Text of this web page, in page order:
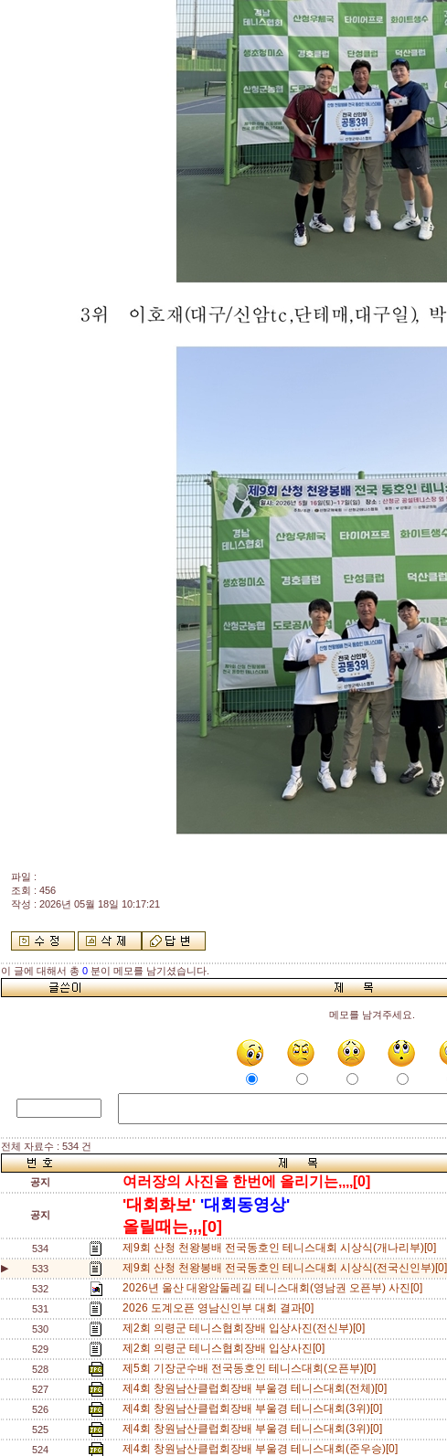
파일 :
조회 : 456
작성 : 2026년 05월 18일 10:17:21
이 글에 대해서 총 0분이 메모를 남기셨습니다.
메모를 남겨주세요.
전체 자료수 : 534 건
공지 여러장의 사진을 한번에 올리기는,,,,[0]
공지
'대회화보''대회동영상'
올릴때는,,,[0]
534 제9회 산청 천왕봉배 전국동호인 테니스대회 시상식(개나리부)[0]
▶
533 제9회 산청 천왕봉배 전국동호인 테니스대회 시상식(전국신인부)[0]
532
2026년 울산 대왕암둘레길 테니스대회(영남권 오픈부) 사진[0]
531
2026 도계오픈 영남신인부 대회 결과[0]
530
제2회 의령군 테니스협회장배 입상사진(전신부)[0]
529
제2회 의령군 테니스협회장배 입상사진[0]
528
제5회 기장군수배 전국동호인 테니스대회(오픈부)[0]
527
제4회 창원남산클럽회장배 부울경 테니스대회(전체)[0]
526
제4회 창원남산클럽회장배 부울경 테니스대회(3위)[0]
525
제4회 창원남산클럽회장배 부울경 테니스대회(3위)[0]
524
제4회 창원남산클럽회장배 부울경 테니스대회(준우승)[0]